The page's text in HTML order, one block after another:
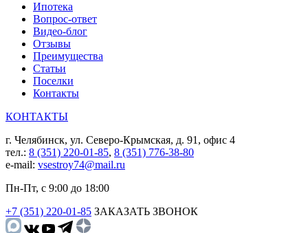
Ипотека
Вопрос-ответ
Видео-блог
Отзывы
Преимущества
Статьи
Поселки
Контакты
КОНТАКТЫ
г. Челябинск, ул. Северо-Крымская, д. 91, офис 4
тел.: 8 (351) 220-01-85, 8 (351) 776-38-80
e-mail: vsestroy74@mail.ru
Пн-Пт, с 9:00 до 18:00
+7 (351) 220-01-85 ЗАКАЗАТЬ ЗВОНОК